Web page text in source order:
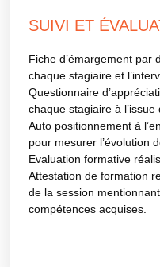
SUIVI ET
Fiche d’émargement par
chaque stagiaire et
Questionnaire
chaque stagiaire à l’issue
Auto positionnement à
pour mesurer l’évolution
Evaluation formative
Attestation de formation
de la session
compétences acquises.